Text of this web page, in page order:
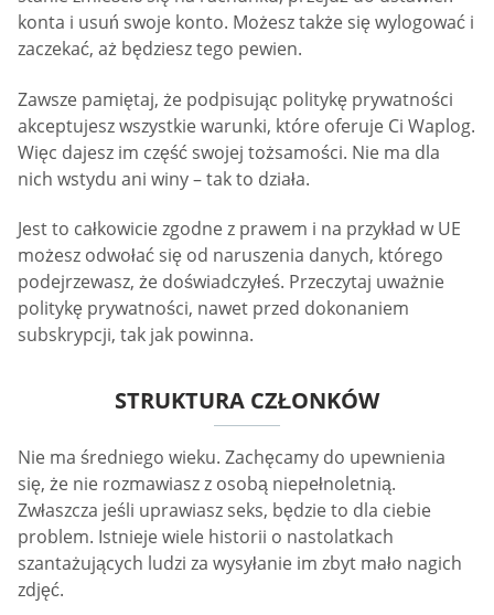
konta i usuń swoje konto. Możesz także się wylogować i
zaczekać, aż będziesz tego pewien.
Zawsze pamiętaj, że podpisując politykę prywatności
akceptujesz wszystkie warunki, które oferuje Ci Waplog.
Więc dajesz im część swojej tożsamości. Nie ma dla
nich wstydu ani winy – tak to działa.
Jest to całkowicie zgodne z prawem i na przykład w UE
możesz odwołać się od naruszenia danych, którego
podejrzewasz, że doświadczyłeś. Przeczytaj uważnie
politykę prywatności, nawet przed dokonaniem
subskrypcji, tak jak powinna.
STRUKTURA CZŁONKÓW
Nie ma średniego wieku. Zachęcamy do upewnienia
się, że nie rozmawiasz z osobą niepełnoletnią.
Zwłaszcza jeśli uprawiasz seks, będzie to dla ciebie
problem. Istnieje wiele historii o nastolatkach
szantażujących ludzi za wysyłanie im zbyt mało nagich
zdjęć.